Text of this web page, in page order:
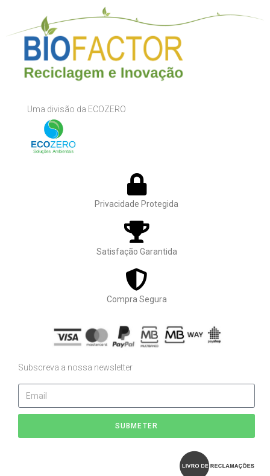
Uma divisão da ECOZERO
Privacidade Protegida
Satisfação Garantida
Compra Segura
Subscreva a nossa newsletter
SUBMETER